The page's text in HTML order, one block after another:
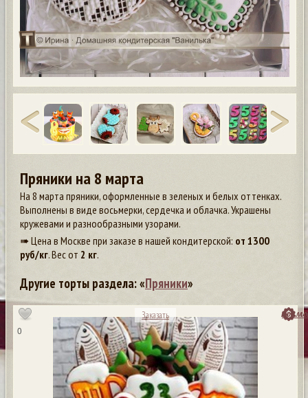
Пряники на 8 марта
На 8 марта пряники, оформленные в зеленых и белых оттенках.
Выполнены в виде восьмерки, сердечка и облачка. Украшены
кружевами и разнообразными узорами.
➠ Цена в Москве при заказе в нашей кондитерской: от 1300
руб/кг. Вес от 2 кг.
Другие торты раздела: «Пряники»
0
Заказать